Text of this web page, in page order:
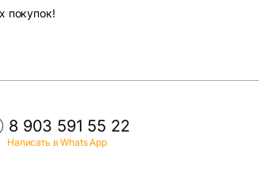
покупок!
8 903 591 55 22
Написать в Whats App